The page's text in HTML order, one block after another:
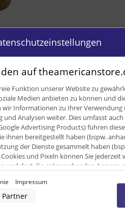
kauften
auf
Funktion unserer Website zu
Medien anbieten zu können und
wir Informationen zu Ihrer
und Analysen weiter. Dies umfasst
Advertising Products) führen
ihnen bereitgestellt haben (bspw.
der Dienste gesammelt haben
und Pixeln können Sie
und dort die entsprechenden
durch unsere Partner:
Zugriff auf Informationen auf einem Endgerät
Daten zur Auswahl von Werbeanzeigen
Impressum
Partner